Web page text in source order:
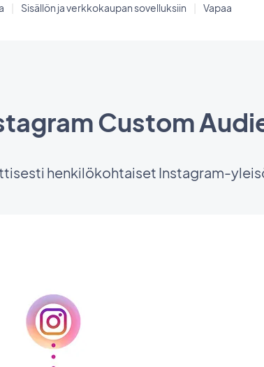
Sisällön ja verkkokaupan sovelluksiin Vapaa
Custom
henkilökohtaiset Instagram-